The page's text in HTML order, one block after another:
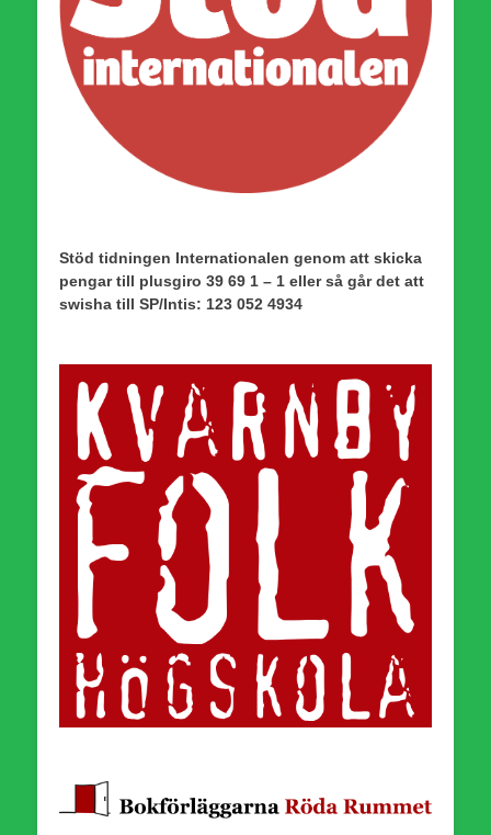
Stöd tidningen Internationalen genom att skicka
pengar till plusgiro 39 69 1 – 1 eller så går det att
swisha till SP/Intis: 123 052 4934